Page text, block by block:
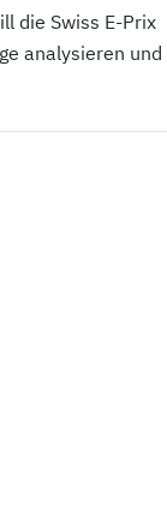
die Swiss E-Prix
analysieren und